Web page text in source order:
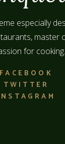
especially
master
for cooking.
FACEBOOK
TWITTER